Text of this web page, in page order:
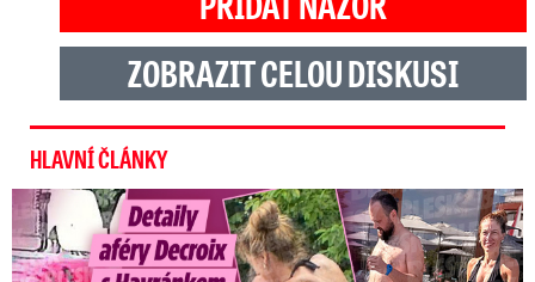
ZOBRAZIT CELOU DISKUSI
HLAVNÍ ČLÁNKY
Detaily aféry Decroix s Havránkem: Kdo je tady královna?